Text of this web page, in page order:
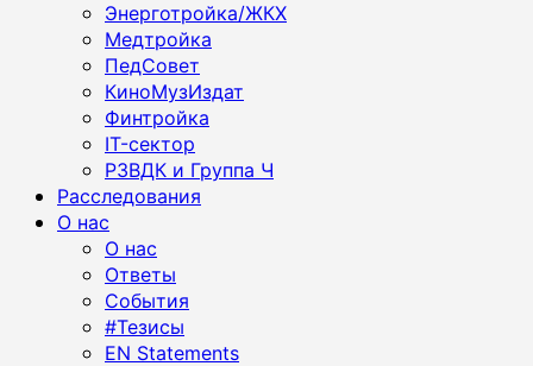
Энерготройка/ЖКХ
Медтройка
ПедСовет
КиноМузИздат
Финтройка
IT-сектор
РЗВДК и Группа Ч
Расследования
О нас
О нас
Ответы
События
#Тезисы
EN Statements